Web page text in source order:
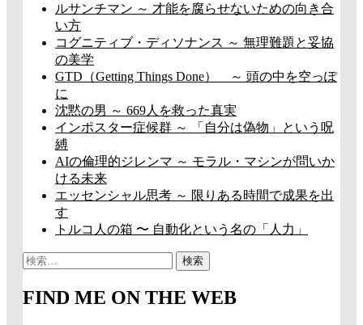
ルサンチマン ～ 才能を腐らせないための向き合
い方
コグニティブ・ディソナンス ～ 無理難題と妥協
の美学
GTD（Getting Things Done） ～ 頭の中を空っぽ
に
沈黙の男 ～ 669人を救った真実
インポスター症候群 ～ 「自分は偽物」という呪
縛
AIの倫理的ジレンマ ～ モラル・マシンが問いか
ける未来
エッセンシャル思考 ～ 限りある時間で成果を出
す
トルコ人の箱 〜 自動化という名の「人力」
検
FIND ME ON THE WEB